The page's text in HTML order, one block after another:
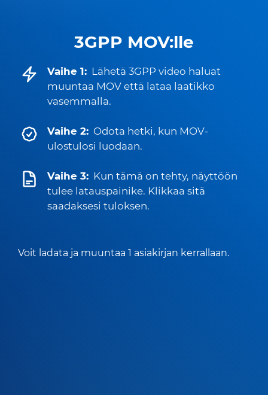
3GPP MOV:lle
Vaihe 1: Lähetä 3GPP video haluat
muuntaa MOV että lataa laatikko
vasemmalla.
Vaihe 2: Odota hetki, kun MOV-
ulostulosi luodaan.
Vaihe 3: Kun tämä on tehty, näyttöön
tulee latauspainike. Klikkaa sitä
saadaksesi tuloksen.
Voit ladata ja muuntaa 1 asiakirjan kerrallaan.